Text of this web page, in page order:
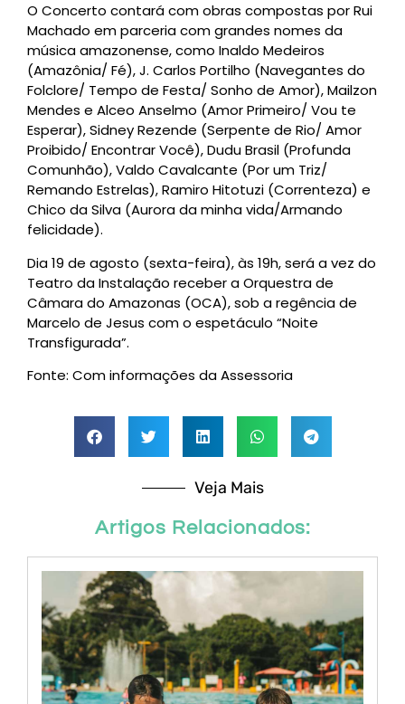
O Concerto contará com obras compostas por Rui
Machado em parceria com grandes nomes da
música amazonense, como Inaldo Medeiros
(Amazônia/ Fé), J. Carlos Portilho (Navegantes do
Folclore/ Tempo de Festa/ Sonho de Amor), Mailzon
Mendes e Alceo Anselmo (Amor Primeiro/ Vou te
Esperar), Sidney Rezende (Serpente de Rio/ Amor
Proibido/ Encontrar Você), Dudu Brasil (Profunda
Comunhão), Valdo Cavalcante (Por um Triz/
Remando Estrelas), Ramiro Hitotuzi (Correnteza) e
Chico da Silva (Aurora da minha vida/Armando
felicidade).
Dia 19 de agosto (sexta-feira), às 19h, será a vez do
Teatro da Instalação receber a Orquestra de
Câmara do Amazonas (OCA), sob a regência de
Marcelo de Jesus com o espetáculo “Noite
Transfigurada”.
Fonte: Com informações da Assessoria
Veja Mais
Artigos Relacionados: